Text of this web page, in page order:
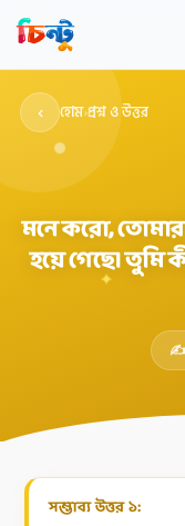
✦
‹ হোম›প্রশ্ন ও উত্তর
মনে করো, তোমার
হয়ে গেছে। তুমি
✍️
সম্ভাব্য উত্তর ১: